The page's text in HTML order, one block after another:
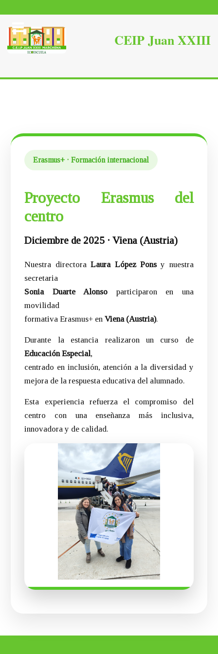
Erasmus+ · Formación internacional
Proyecto Erasmus del
centro
Diciembre de 2025 · Viena (Austria)
Nuestra directoraLaura López Ponsy nuestra
secretaria
Sonia Duarte Alonso participaron en una
movilidad
formativa Erasmus+ enViena (Austria).
Durante la estancia realizaron un curso de
Educación Especial,
centrado en inclusión, atención a la diversidad y
mejora de la respuesta educativa del alumnado.
Esta experiencia refuerza el compromiso del
centro con una enseñanza más inclusiva,
innovadora y de calidad.